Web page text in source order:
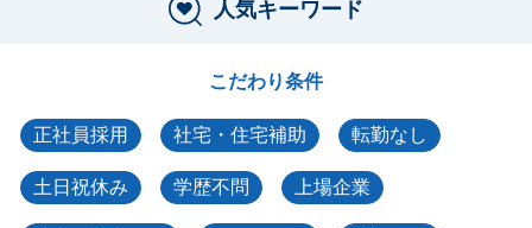
人気キーワード
こだわり条件
正社員採用 社宅・住宅補助 転勤なし
土日祝休み 学歴不問 上場企業